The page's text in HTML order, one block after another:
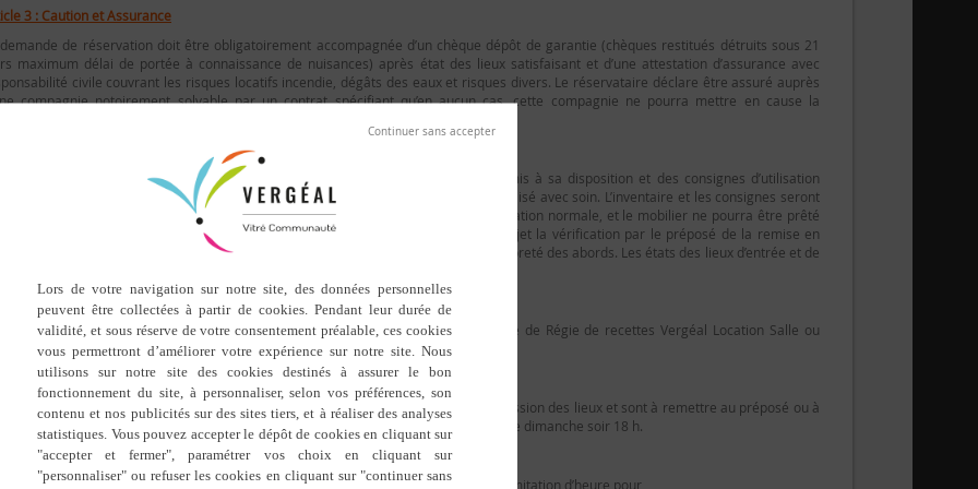
3 : Caution et Assurance
de réservation doit être obligatoirement accompagnée d’un chèque dépôt de garantie (chèques restitués détruits sous 21
maximum délai de portée à connaissance de nuisances) après état des lieux satisfaisant et d’une attestation d’assurance avec
civile couvrant les risques locatifs incendie, dégâts des eaux et risques divers. Le réservataire déclare être assuré auprès
compagnie notoirement solvable par un contrat spécifiant qu’en aucun cas, cette compagnie ne pourra mettre en cause la
utilisateur de la salle devra prendre connaissance de l’inventaire du matériel mis à sa disposition et des consignes d’utilisation
de cuisine, tables, chaises, vaisselle…). Le mobilier devra être manipulé et utilisé avec soin. L’inventaire et les consignes seront
avec le contrat. En aucun cas, le matériel ne pourra être détourné de son utilisation normale, et le mobilier ne pourra être prêté
ou utilisé en dehors de la salle. L’état des lieux,après chaque utilisation
, a pour objet la vérification par le préposé de la remise en
état de la salle, du bon état du matériel, de l’absence de vols, du bon état de propreté des abords. Les états des lieux d’entrée et de
5 : Paiement de la location
paiement de la location s’effectuera près du régisseur, par chèque libellé à l’ordre de Régie de recettes Vergéal Location Salle ou
en ligne sur PayFiP.gouv.fr via le site de réservation 3D Ouest.
6 : Les clés
clés sont remises par le régisseur ou un élu, la veille ou le jour de la prise de possession des lieux et sont à remettre au préposé ou à
dans sa boîte aux lettres en cas d’absence, boîte aux lettre mairie au plus tard le dimanche soir 18 h.
7 : Horaires
légale de fermeture de la salle est fixée à 2 heures du matin. Il n’y aura pas de limitation d’heure pour